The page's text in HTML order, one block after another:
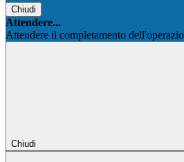
Chiudi
Attendere...
Attendere il completamento
Chiudi